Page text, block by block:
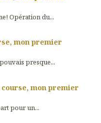
Opération du...
mon premier
presque...
mon premier
pour un...